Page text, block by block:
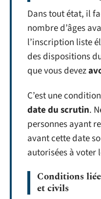
Dans tout état, il
nombre d’âges
l’inscription liste
des dispositions
que vous devez
C’est une
date du scrutin.
personnes ayant
avant cette date
autorisées à voter
Conditions
et civils